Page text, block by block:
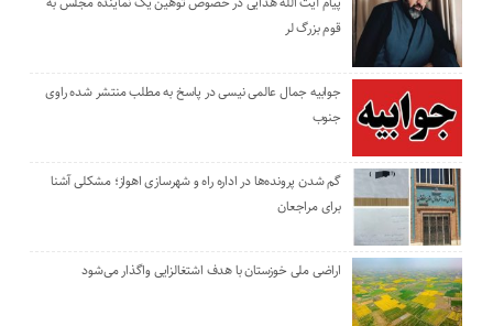
قوم بزرگ لر
جوابیه جمال عالمی نیسی در پاسخ به مطلب منتشر شده راوی
جنوب
گم شدن پرونده‌ها در اداره راه و شهرسازی اهواز؛ مشکلی آشنا
برای مراجعان
اراضی ملی خوزستان با هدف اشتغالزایی واگذار می‌شود